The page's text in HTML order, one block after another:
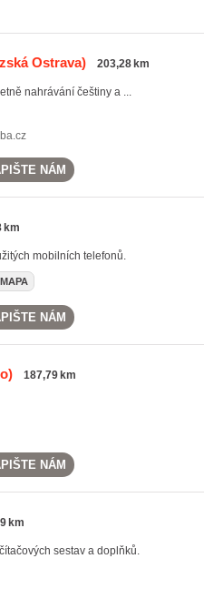
Ostrava) 203,28 km
nahrávání češtiny a ...
NÁM
km
mobilních telefonů.
MAPA
NÁM
187,79 km
NÁM
km
sestav a doplňků.